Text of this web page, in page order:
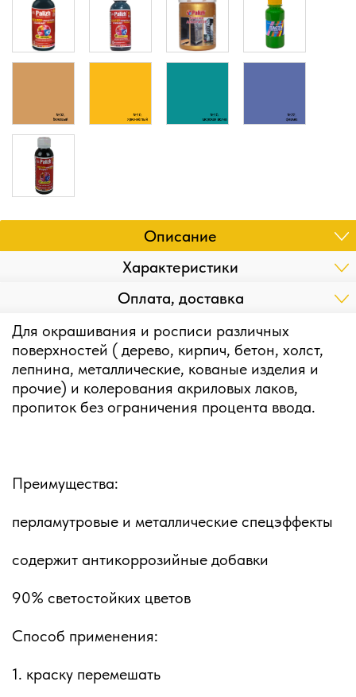
Описание
Характеристики
Оплата, доставка
Для окрашивания и росписи различных
поверхностей ( дерево, кирпич, бетон, холст,
лепнина, металлические, кованые изделия и
прочие) и колерования акриловых лаков,
пропиток без ограничения процента ввода.
Преимущества:
перламутровые и металлические спецэффекты
содержит антикоррозийные добавки
90% светостойких цветов
Способ применения:
1. краску перемешать